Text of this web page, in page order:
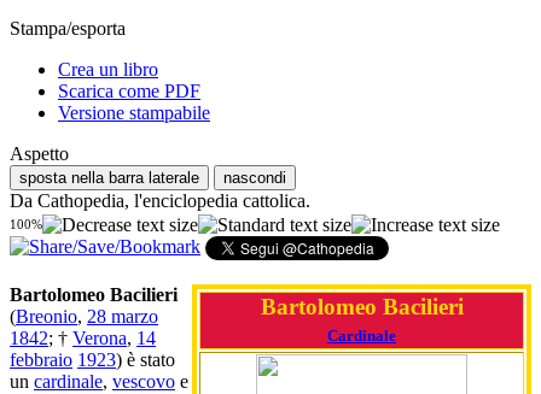
Stampa/esporta
Crea un libro
Scarica come PDF
Versione stampabile
Aspetto
sposta nella barra laterale nascondi
Da Cathopedia, l'enciclopedia cattolica.
100%
Bartolomeo Bacilieri
Cardinale
Bartolomeo Bacilieri
(Breonio, 28 marzo
1842; † Verona, 14
febbraio 1923) è stato
un cardinale, vescovo e